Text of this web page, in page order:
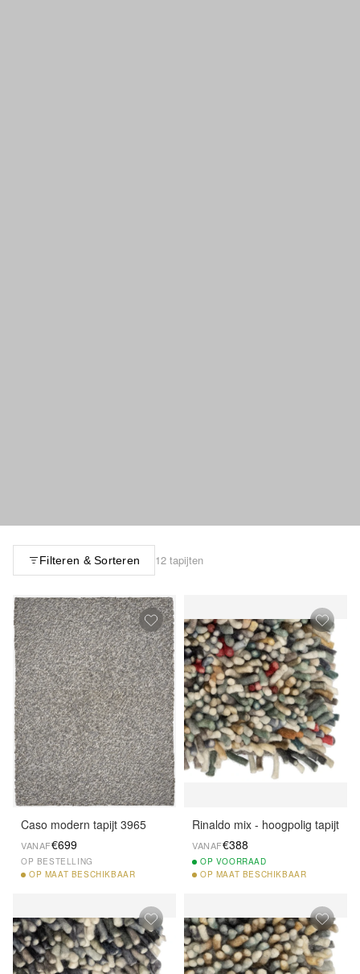
Filteren & Sorteren 12 tapijten
Caso modern tapijt 3965
VANAF€699
OP BESTELLING
OP MAAT BESCHIKBAAR
Rinaldo mix - hoogpolig tapijt
VANAF€388
OP VOORRAAD
OP MAAT BESCHIKBAAR